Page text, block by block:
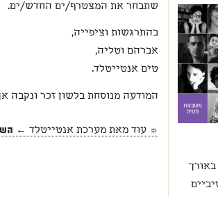
שתבחר את המצטרף/ים החדש/ים.
בהתרגשות וציפייה,
אברהם וטליה,
טים אנטייטלד.
המודעה מנוסחת בלשון זכר ונקבה
☼ עוד מאת מערכת אנטייטלד ←